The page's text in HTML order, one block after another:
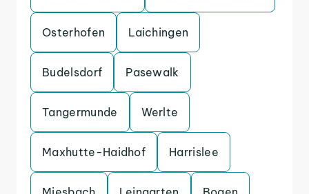
Osterhofen Laichingen
Budelsdorf Pasewalk
Tangermunde Werlte
Maxhutte-Haidhof Harrislee